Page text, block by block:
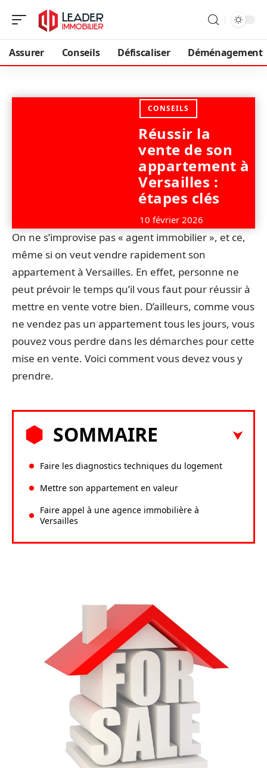
Assurer Conseils Défiscaliser Déménagement
CONSEILS
Réussir la
vente de son
appartement à
Versailles :
étapes clés
10 février 2026
On ne s’improvise pas « agent immobilier », et ce,
même si on veut vendre rapidement son
appartement à Versailles. En effet, personne ne
peut prévoir le temps qu’il vous faut pour réussir à
mettre en vente votre bien. D’ailleurs, comme vous
ne vendez pas un appartement tous les jours, vous
pouvez vous perdre dans les démarches pour cette
mise en vente. Voici comment vous devez vous y
prendre.
SOMMAIRE
Faire les diagnostics techniques du logement
Mettre son appartement en valeur
Faire appel à une agence immobilière à
Versailles